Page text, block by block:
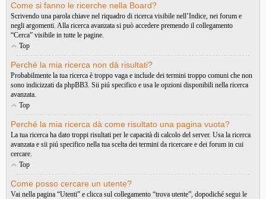
Come si fanno le ricerche nella Board?
Scrivendo una parola chiave nel riquadro di ricerca visibile nell’Indice, nei forum e
negli argomenti. Alla ricerca avanzata si può accedere premendo il collegamento
“Cerca” visibile in tutte le pagine.
Top
Perché la mia ricerca non dà risultati?
Probabilmente la tua ricerca è troppo vaga e include dei termini troppo comuni che non
sono indicizzati da phpBB3. Sii piú specifico e usa le opzioni disponibili nella ricerca
avanzata.
Top
Perché la mia ricerca dà come risultato una pagina vuota?
La tua ricerca ha dato troppi risultati per le capacità di calcolo del server. Usa la ricerca
avanzata e sii piú specifico nella tua scelta dei termini da ricercare e dei forum in cui
cercare.
Top
Come posso cercare un utente?
Vai nella pagina “Utenti” e clicca sul collegamento “trova utente”, dopodiché segui le